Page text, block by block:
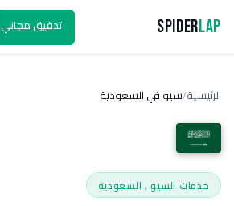
SpiderLap تدقيق مجاني
الرئيسية/سيو في السعودية
خدمات السيو , السعودية